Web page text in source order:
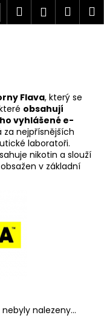
Hledat
Flava, který se
obsahují
vyhlášené e-
za nejpřísnějších
laboratoři.
nikotin a slouží
v základní
nebyly nalezeny...